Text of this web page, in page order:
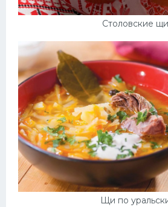
Столовские щи
Щи по
Мясные блюда
Салат
Выпечка
Десерт
Напитки
Дизайн комнаты